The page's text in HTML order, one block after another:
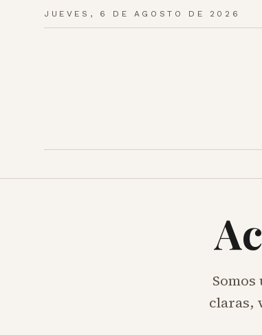
JUEVES, 6 DE AGOSTO DE 2026
claras,